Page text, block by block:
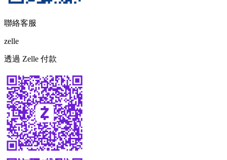
聯絡客服
zelle
透過 Zelle 付款